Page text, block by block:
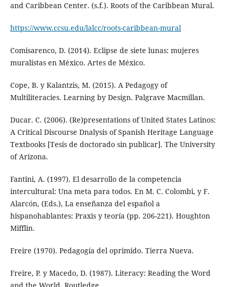
and Caribbean Center. (s.f.). Roots of the Caribbean Mural.
https://www.ccsu.edu/lalcc/roots-caribbean-mural
Comisarenco, D. (2014). Eclipse de siete lunas: mujeres
muralistas en México. Artes de México.
Cope, B. y Kalantzis, M. (2015). A Pedagogy of
Multiliteracies. Learning by Design. Palgrave Macmillan.
Ducar. C. (2006). (Re)presentations of United States Latinos:
A Critical Discourse Dnalysis of Spanish Heritage Language
Textbooks [Tesis de doctorado sin publicar]. The University
of Arizona.
Fantini, A. (1997). El desarrollo de la competencia
intercultural: Una meta para todos. En M. C. Colombi, y F.
Alarcón, (Eds.), La enseñanza del español a
hispanohablantes: Praxis y teoría (pp. 206-221). Houghton
Mifflin.
Freire (1970). Pedagogía del oprimido. Tierra Nueva.
Freire, P. y Macedo, D. (1987). Literacy: Reading the Word